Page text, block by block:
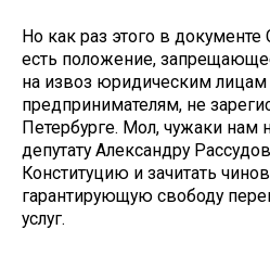
Но как раз этого в документе
есть положение,
на извоз юридическим
предпринимателям, не
Петербурге. Мол, чужаки нам
депутату Александру
Конституцию и зачитать
гарантирующую свободу
услуг.